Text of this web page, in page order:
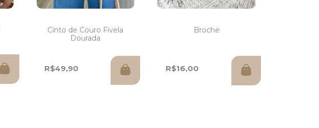
Cinto de Couro Fivela
Dourada
R$49,90
Broche
R$16,00